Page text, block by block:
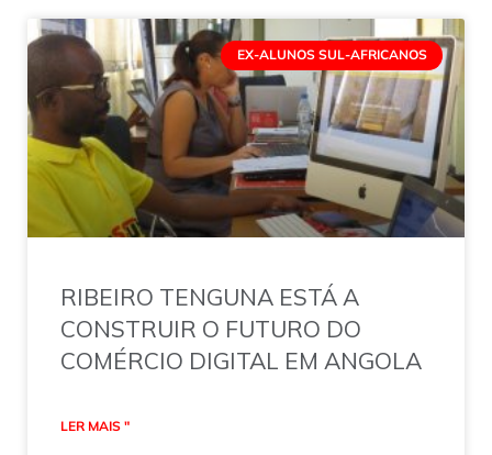
EX-ALUNOS SUL-AFRICANOS
RIBEIRO TENGUNA ESTÁ A
CONSTRUIR O FUTURO DO
COMÉRCIO DIGITAL EM ANGOLA
LER MAIS "